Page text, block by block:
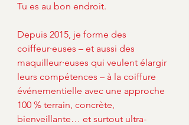
Tu es au bon endroit.
Depuis 2015, je forme des
coiffeur·euses – et aussi des
maquilleur·euses qui veulent élargir
leurs compétences – à la coiffure
événementielle avec une approche
100 % terrain, concrète,
bienveillante… et surtout ultra-